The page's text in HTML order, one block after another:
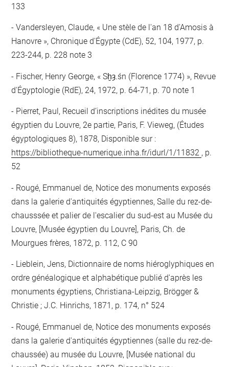
133
Vandersleyen, Claude, « Une stèle de l'an 18 d'Amosis à
Hanovre », Chronique d'Égypte (CdE), 52, 104, 1977, p.
223-244, p. 228 note 3
Fischer, Henry George, « Sḫȝ.śn (Florence 1774) », Revue
d'Égyptologie (RdE), 24, 1972, p. 64-71, p. 70 note 1
Pierret, Paul, Recueil d’inscriptions inédites du musée
égyptien du Louvre, 2e partie, Paris, F. Vieweg, (Études
égyptologiques 8), 1878, Disponible sur :
https://bibliotheque-numerique.inha.fr/idurl/1/11832 , p.
52
Rougé, Emmanuel de, Notice des monuments exposés
dans la galerie d'antiquités égyptiennes, Salle du rez-de-
chausssée et palier de l'escalier du sud-est au Musée du
Louvre, [Musée égyptien du Louvre], Paris, Ch. de
Mourgues frères, 1872, p. 112, C 90
Lieblein, Jens, Dictionnaire de noms hiéroglyphiques en
ordre généalogique et alphabétique publié d'après les
monuments égyptiens, Christiana-Leipzig, Brögger &
Christie ; J.C. Hinrichs, 1871, p. 174, n° 524
Rougé, Emmanuel de, Notice des monuments exposés
dans la galerie d'antiquités égyptiennes (salle du rez-de-
chaussée) au musée du Louvre, [Musée national du